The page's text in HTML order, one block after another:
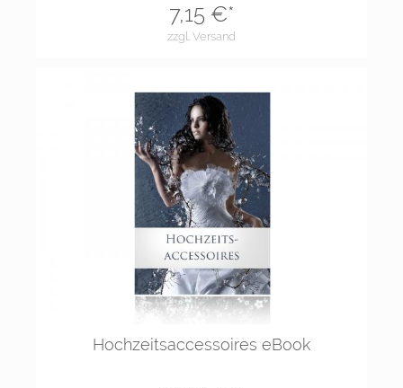
zzgl. Versand
7,15 €*
Hochzeitsaccessoires eBook